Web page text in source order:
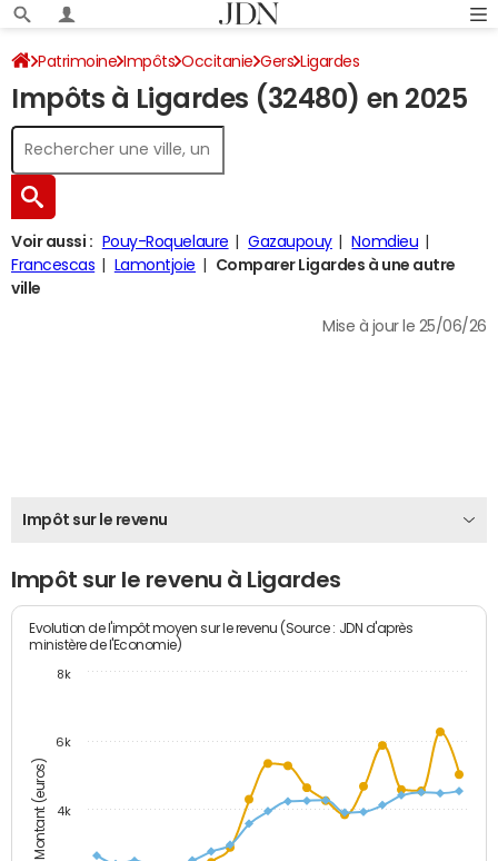
Patrimoine Impôts Occitanie Gers Ligardes
Impôt sur le revenu
Impôts à Ligardes (32480) en 2025
Voir aussi : Pouy-Roquelaure Gazaupouy
Nomdieu
Francescas
Lamontjoie
Comparer Ligardes à une autre
ville
Mise à jour le 25/06/26
Impôt sur le revenu
Impôt sur le revenu à Ligardes
Montant (euros)
Evolution de l'impôt moyen sur le revenu (Source : JDN d'après
ministère de l'Economie)
4k
6k
8k